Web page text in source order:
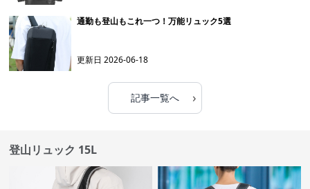
通勤も登山もこれ一つ！万能リュック5選
更新日2026-06-18
記事一覧へ ›
登山リュック 15L